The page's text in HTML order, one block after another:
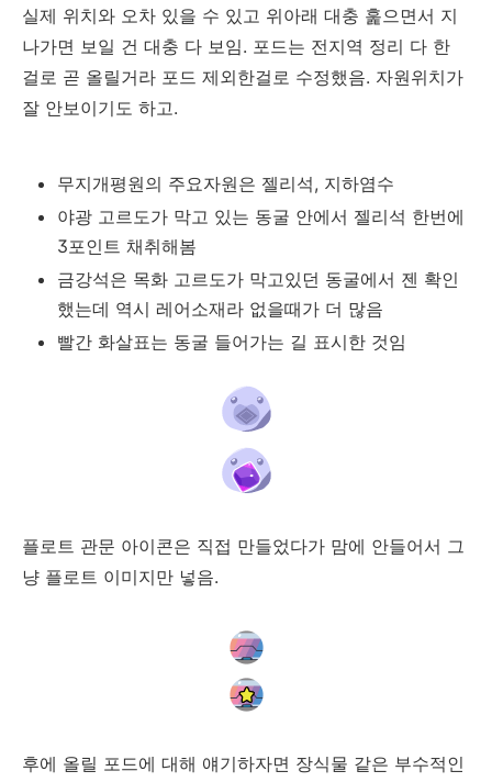
실제 위치와 오차 있을 수 있고 위아래 대충 훑으면서 지
나가면 보일 건 대충 다 보임. 포드는 전지역 정리 다 한
걸로 곧 올릴거라 포드 제외한걸로 수정했음. 자원위치가
잘 안보이기도 하고.
무지개평원의 주요자원은 젤리석, 지하염수
야광 고르도가 막고 있는 동굴 안에서 젤리석 한번에
3포인트 채취해봄
금강석은 목화 고르도가 막고있던 동굴에서 젠 확인
했는데 역시 레어소재라 없을때가 더 많음
빨간 화살표는 동굴 들어가는 길 표시한 것임
플로트 관문 아이콘은 직접 만들었다가 맘에 안들어서 그
냥 플로트 이미지만 넣음.
후에 올릴 포드에 대해 얘기하자면 장식물 같은 부수적인